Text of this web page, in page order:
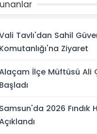
Tavlı'dan Sahil
Komutanlığı'na Ziyaret
İlçe Müftüsü Ali
Başladı
Samsun'da 2026 Fındık